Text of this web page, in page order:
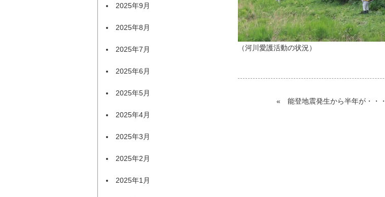
2025年9月
2025年8月
2025年7月
2025年6月
2025年5月
2025年4月
2025年3月
2025年2月
2025年1月
（河川愛護活動の状況）
« 能登地震発生から半年が・・・